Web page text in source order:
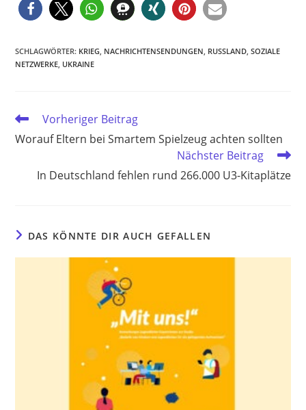
SCHLAGWÖRTER: KRIEG, NACHRICHTENSENDUNGEN, RUSSLAND, SOZIALE
NETZWERKE, UKRAINE
Weitere
ansehen
Vorheriger Beitrag
Worauf Eltern bei Smartem Spielzeug achten sollten
Nächster Beitrag
In Deutschland fehlen rund 266.000 U3-Kitaplätze
DAS KÖNNTE DIR AUCH GEFALLEN